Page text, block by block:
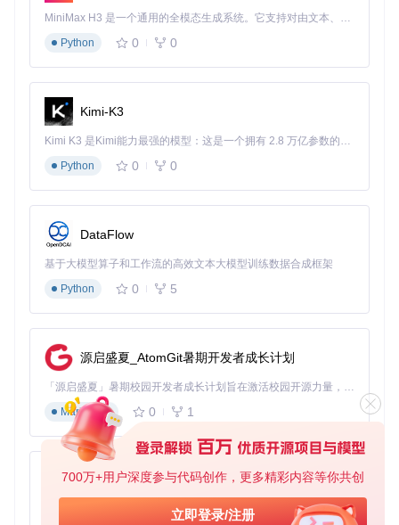
700万+用户深度参与代码创作，更多精彩内容等你共创
立即登录/注册
MiniMax H3 是一个通用的全模态生成系统。它支持对由文本、图像、视频和音频组成的多模态上下文进行统一理解，并能生成分辨率高达 2K、时长可达 15 秒的带原生立体声音频的视频。得益于面向任务泛化的系统设计，H3 在预训练阶段就已具备广泛的多模态上下文理解与生成能力，能够出色地执行复杂的多模态指令。
Python
0 0
Kimi-K3
Kimi K3 是Kimi能力最强的模型：这是一个拥有 2.8 万亿参数的混合专家（MoE）模型，具备原生视觉理解能力，并支持 100 万 token 的上下文窗口。
Python
0 0
DataFlow
基于大模型算子和工作流的高效文本大模型训练数据合成框架
Python
0 5
源启盛夏_AtomGit暑期开发者成长计划
「源启盛夏」暑期校园开发者成长计划旨在激活校园开源力量，通过积分激励、认证扶持、资源倾斜等形式，引导高校组织和开发者完成「入驻 — 建项目 — 做贡献 — 获认证 — 得资源」的完整闭环。无论你是想带领社团入驻平台的组织者，还是希望用代码贡献证明自己的开发者，都能在这里找到属于你的成长路径。
Markdown
0 1
py-xiaozhi
基于Python的Xiaozhi AI，适用于想要完整Xiaozhi体验而无需拥有专用硬件的用户。